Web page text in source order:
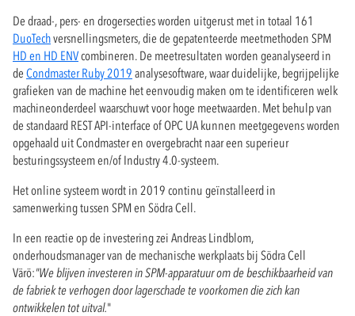
De draad-, pers- en drogersecties worden uitgerust met in totaal 161
DuoTechversnellingsmeters, die de gepatenteerde meetmethoden SPM
HD en HD ENVcombineren. De meetresultaten worden geanalyseerd in
de Condmaster Ruby 2019 analysesoftware, waar duidelijke, begrijpelijke
grafieken van de machine het eenvoudig maken om te identificeren welk
machineonderdeel waarschuwt voor hoge meetwaarden. Met behulp van
de standaard REST API-interface of OPC UA kunnen meetgegevens worden
opgehaald uit Condmaster en overgebracht naar een superieur
besturingssysteem en/of Industry 4.0-systeem.
Het online systeem wordt in 2019 continu geïnstalleerd in
samenwerking tussen SPM en Södra Cell.
In een reactie op de investering zei Andreas Lindblom,
onderhoudsmanager van de mechanische werkplaats bij Södra Cell
Värö:"We blijven investeren in SPM-apparatuur om de beschikbaarheid van
de fabriek te verhogen door lagerschade te voorkomen die zich kan
ontwikkelen tot uitval."